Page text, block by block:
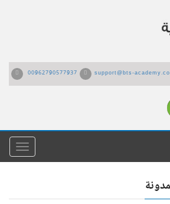
00962790577937 support@bts-
القائمة